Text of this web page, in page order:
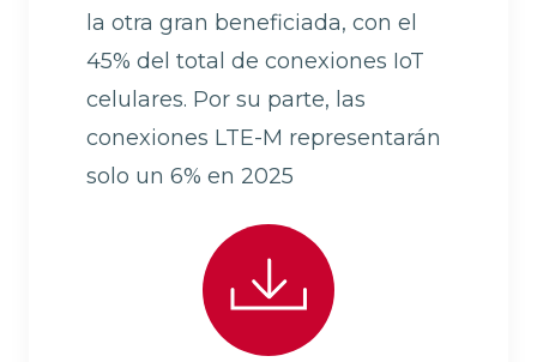
la otra gran beneficiada, con el
45% del total de conexiones IoT
celulares. Por su parte, las
conexiones LTE-M representarán
solo un 6% en 2025